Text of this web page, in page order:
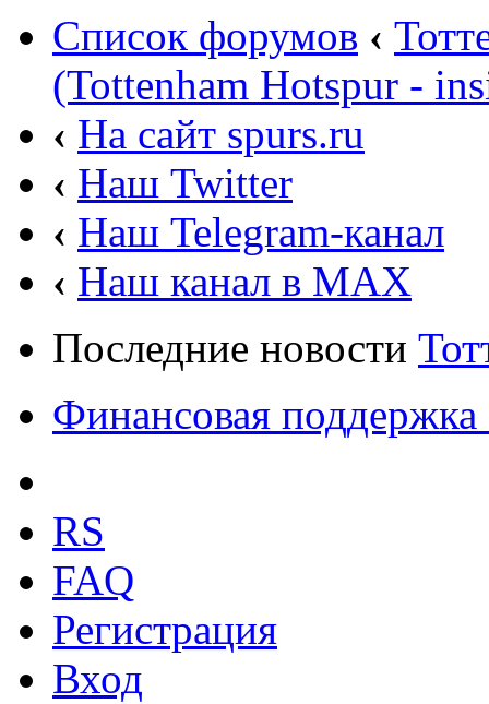
Список форумов ‹
(Tottenham Hotspur -
‹ На сайт spurs.ru
‹ Наш Twitter
‹ Наш Telegram-канал
‹ Наш канал в MAX
Последние новости
Финансовая поддержка
RS
FAQ
Регистрация
Вход